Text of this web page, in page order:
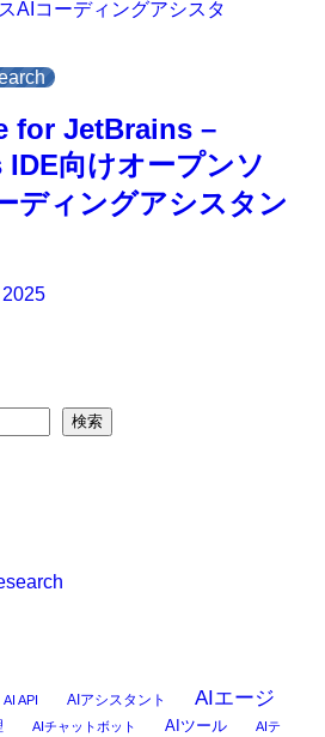
for JetBrains –
向けオープンソ
ディングアシスタン
検索
AI API AIアシスタント
AIエージ
AIチャットボット AIツール
AIテ